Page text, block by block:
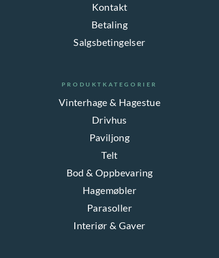
Kontakt
Betaling
Salgsbetingelser
PRODUKTKATEGORIER
Vinterhage & Hagestue
Drivhus
Paviljong
Telt
Bod & Oppbevaring
Hagemøbler
Parasoller
Interiør & Gaver